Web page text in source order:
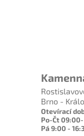
Brno -
Otevírací
Po-Čt 09:00-
Pá 9:00 -
kůži 10 cm